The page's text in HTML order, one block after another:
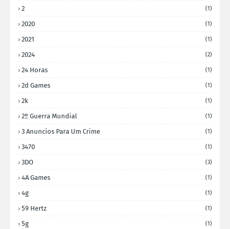
2 (1)
2020 (1)
2021 (1)
2024 (2)
24 Horas (1)
2d Games (1)
2k (1)
2º Guerra Mundial (1)
3 Anuncios Para Um Crime (1)
3470 (1)
3DO (3)
4A Games (1)
4g (1)
59 Hertz (1)
5g (1)